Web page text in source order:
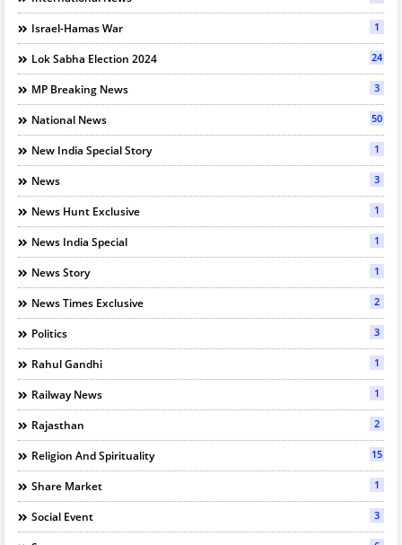
Israel-Hamas War 1
Lok Sabha Election 2024 24
MP Breaking News 3
National News 50
New India Special Story 1
News 3
News Hunt Exclusive 1
News India Special 1
News Story 1
News Times Exclusive 2
Politics 3
Rahul Gandhi 1
Railway News 1
Rajasthan 2
Religion And Spirituality 15
Share Market 1
Social Event 3